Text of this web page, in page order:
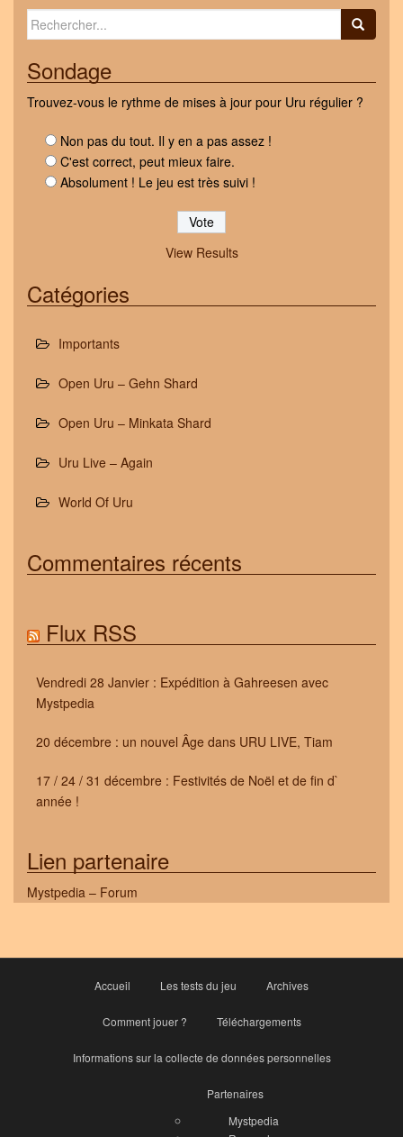
Search for:
Sondage
Trouvez-vous le rythme de mises à jour pour Uru régulier ?
Non pas du tout. Il y en a pas assez !
C'est correct, peut mieux faire.
Absolument ! Le jeu est très suivi !
View Results
Catégories
Importants
Open Uru – Gehn Shard
Open Uru – Minkata Shard
Uru Live – Again
World Of Uru
Commentaires récents
Flux RSS
Vendredi 28 Janvier : Expédition à Gahreesen avec
Mystpedia
20 décembre : un nouvel Âge dans URU LIVE, Tiam
17 / 24 / 31 décembre : Festivités de Noël et de fin d`
année !
Lien partenaire
Mystpedia – Forum
Accueil Les tests du jeu Archives
Comment jouer ? Téléchargements
Informations sur la collecte de données personnelles
Partenaires
Mystpedia